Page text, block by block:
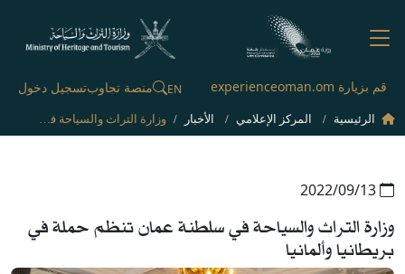
قم بزيارة experienceoman.om EN منصة تجاوبتسجيل دخول
الرئيسية المركز الإعلامي الأخبار
وزارة التراث والسياحة في سلطنة عمان تنظم حملة في
بريطانيا وألمانيا